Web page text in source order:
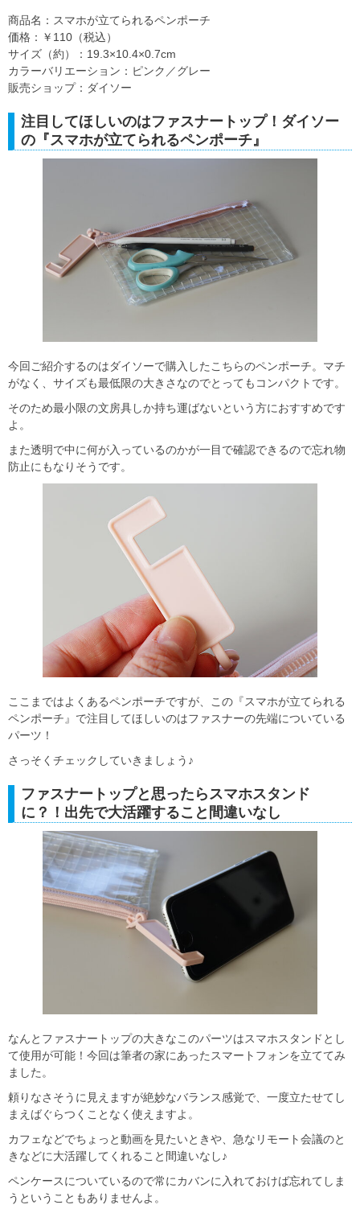
商品名：スマホが立てられるペンポーチ
価格：￥110（税込）
サイズ（約）：19.3×10.4×0.7cm
カラーバリエーション：ピンク／グレー
販売ショップ：ダイソー
注目してほしいのはファスナートップ！ダイソー
の『スマホが立てられるペンポーチ』
今回ご紹介するのはダイソーで購入したこちらのペンポーチ。マチ
がなく、サイズも最低限の大きさなのでとってもコンパクトです。
そのため最小限の文房具しか持ち運ばないという方におすすめです
よ。
また透明で中に何が入っているのかが一目で確認できるので忘れ物
防止にもなりそうです。
ここまではよくあるペンポーチですが、この『スマホが立てられる
ペンポーチ』で注目してほしいのはファスナーの先端についている
パーツ！
さっそくチェックしていきましょう♪
ファスナートップと思ったらスマホスタンド
に？！出先で大活躍すること間違いなし
なんとファスナートップの大きなこのパーツはスマホスタンドとし
て使用が可能！今回は筆者の家にあったスマートフォンを立ててみ
ました。
頼りなさそうに見えますが絶妙なバランス感覚で、一度立たせてし
まえばぐらつくことなく使えますよ。
カフェなどでちょっと動画を見たいときや、急なリモート会議のと
きなどに大活躍してくれること間違いなし♪
ペンケースについているので常にカバンに入れておけば忘れてしま
うということもありませんよ。